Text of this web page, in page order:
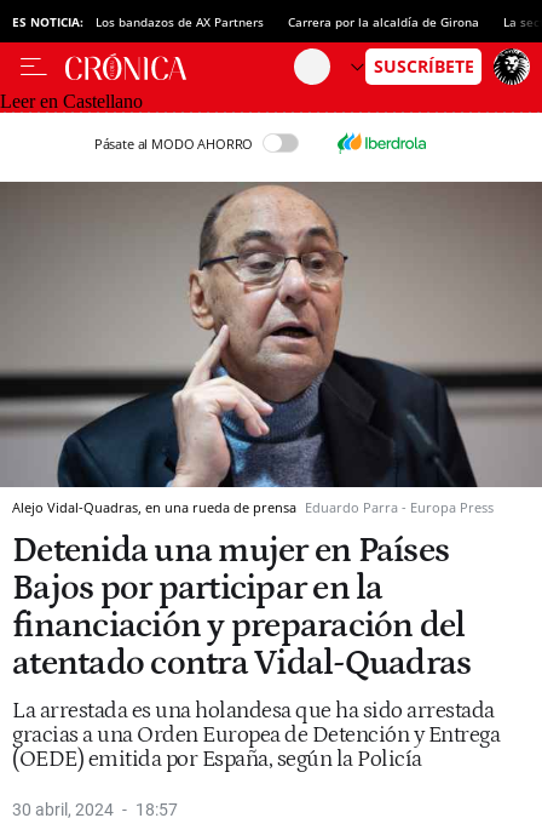
ES NOTICIA: Los bandazos de AX Partners Carrera por la alcaldía de Girona La
Leer en Castellano
Pásate al MODO AHORRO
Alejo Vidal-Quadras, en una rueda de prensa Eduardo Parra - Europa Press
Detenida una mujer en Países
Bajos por participar en la
financiación y preparación del
atentado contra Vidal-Quadras
La arrestada es una holandesa que ha sido arrestada
gracias a una Orden Europea de Detención y Entrega
(OEDE) emitida por España, según la Policía
30 abril, 2024 18:57